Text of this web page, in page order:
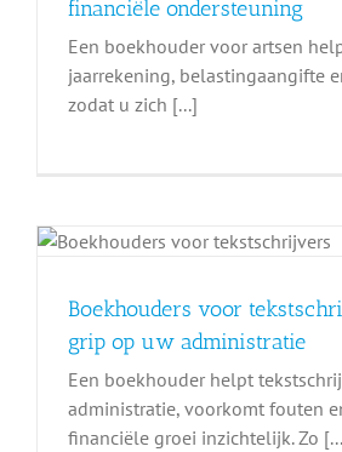
financiële ondersteuning
Een boekhouder voor artsen
jaarrekening, belastingaangifte
zodat u zich [...]
Boekhouders voor
grip op uw administratie
Een boekhouder helpt
administratie, voorkomt fouten
financiële groei inzichtelijk. Zo